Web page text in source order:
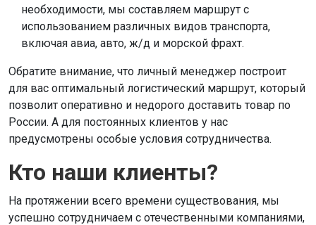
необходимости, мы составляем маршрут с
использованием различных видов транспорта,
включая авиа, авто, ж/д и морской фрахт.
Обратите внимание, что личный менеджер построит
для вас оптимальный логистический маршрут, который
позволит оперативно и недорого доставить товар по
России. А для постоянных клиентов у нас
предусмотрены особые условия сотрудничества.
Кто наши клиенты?
На протяжении всего времени существования, мы
успешно сотрудничаем с отечественными компаниями,